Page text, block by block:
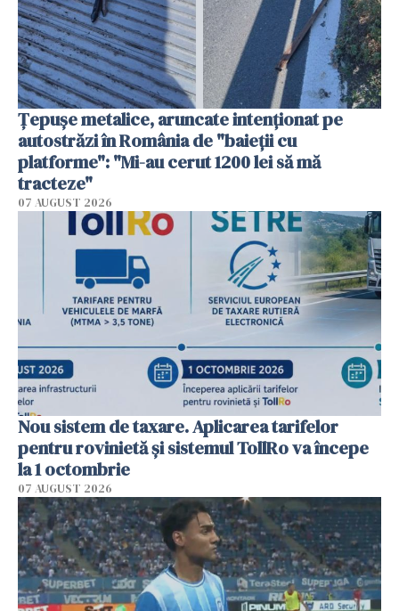
Țepușe metalice, aruncate intenționat pe
autostrăzi în România de "baieții cu
platforme": "Mi-au cerut 1200 lei să mă
tracteze"
07 AUGUST 2026
Nou sistem de taxare. Aplicarea tarifelor
pentru rovinietă şi sistemul TollRo va începe
la 1 octombrie
07 AUGUST 2026